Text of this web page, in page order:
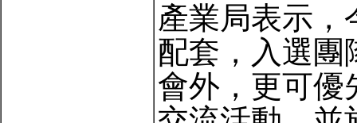
產業局表示，
配套，入選團
會外，更可優